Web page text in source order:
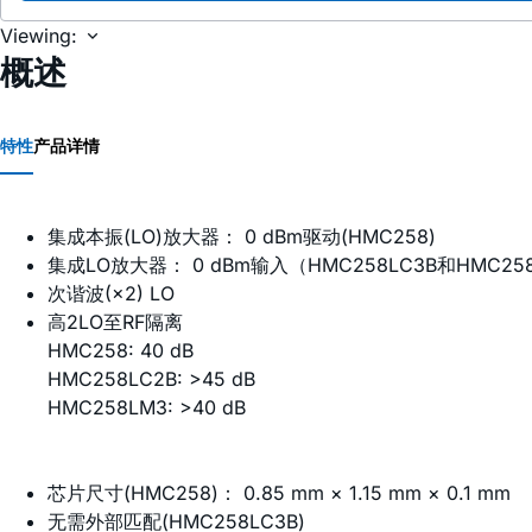
Viewing:
概述
特性产品详情
集成本振(LO)放大器： 0 dBm驱动(HMC258)
集成LO放大器： 0 dBm输入（HMC258LC3B和
次谐波(×2) LO
高2LO至RF隔离
HMC258: 40 dB
HMC258LC2B: >45 dB
HMC258LM3: >40 dB
芯片尺寸(HMC258)： 0.85 mm × 1.15 mm × 0.1 mm
无需外部匹配(HMC258LC3B)